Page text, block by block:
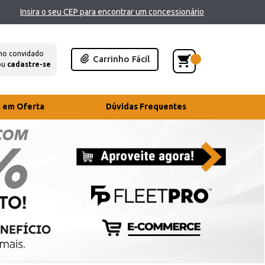
Insira o seu CEP para encontrar um concessionário
convidado
cadastre-se
Carrinho Fácil
em Oferta Dúvidas Frequentes